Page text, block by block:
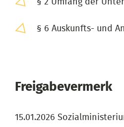
§ 2 Umfang der
§ 6 Auskunfts- und
Freigabevermerk
15.01.2026